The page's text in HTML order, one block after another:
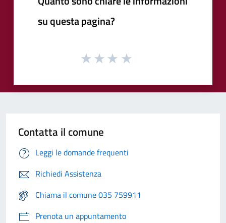
su questa pagina?
Contatta il comune
Leggi le domande frequenti
Richiedi Assistenza
Chiama il comune 035 759911
Prenota un appuntamento